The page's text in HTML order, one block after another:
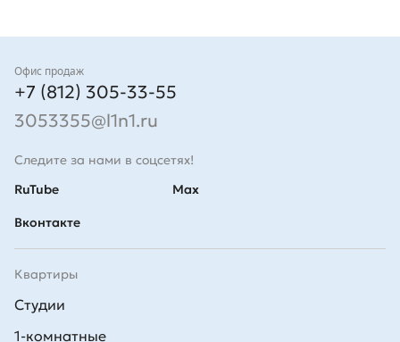
Контакты
Офис продаж
+7 (812) 305-33-55
3053355@l1n1.ru
Следите за нами в соцсетях!
RuTube
Вконтакте
Max
Квартиры
Студии
1-комнатные